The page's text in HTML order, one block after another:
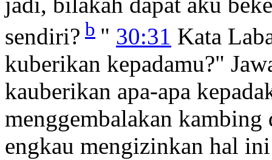
sendiri? b " 30:31 Kata
kuberikan kepadamu?"
kauberikan apa-apa
menggembalakan kambing
engkau mengizinkan hal